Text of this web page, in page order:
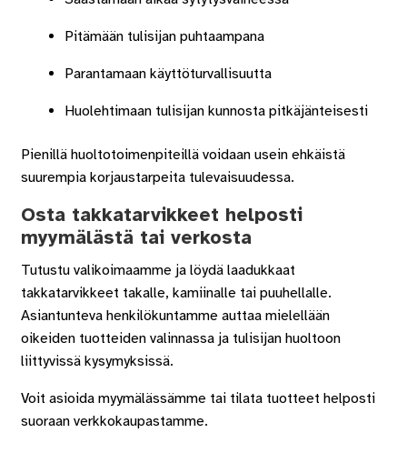
Pitämään tulisijan puhtaampana
Parantamaan käyttöturvallisuutta
Huolehtimaan tulisijan kunnosta pitkäjänteisesti
Pienillä huoltotoimenpiteillä voidaan usein ehkäistä
suurempia korjaustarpeita tulevaisuudessa.
Osta takkatarvikkeet helposti
myymälästä tai verkosta
Tutustu valikoimaamme ja löydä laadukkaat
takkatarvikkeet takalle, kamiinalle tai puuhellalle.
Asiantunteva henkilökuntamme auttaa mielellään
oikeiden tuotteiden valinnassa ja tulisijan huoltoon
liittyvissä kysymyksissä.
Voit asioida myymälässämme tai tilata tuotteet helposti
suoraan verkkokaupastamme.